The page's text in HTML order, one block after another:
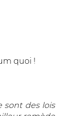
quoi !
sont des lois